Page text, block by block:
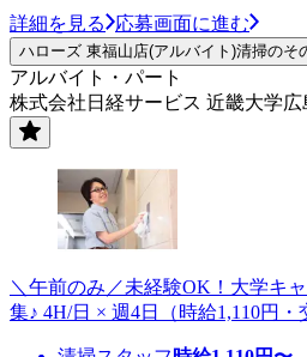
詳細を見る 応募画面に進む
ハローズ 東福山店(アルバイト)清掃のそ
アルバイト・パート
株式会社日経サービス 近畿大学
＼午前のみ／未経験OK！大学キ
集♪ 4H/日 × 週4日（時給1,110円・